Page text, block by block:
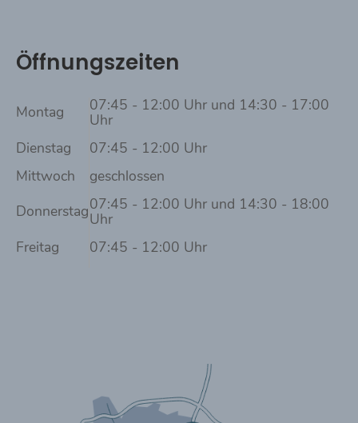
Öffnungszeiten
Montag 07:45 - 12:00 Uhr und 14:30 - 17:00
Uhr
Dienstag
07:45 - 12:00 Uhr
Mittwoch
geschlossen
Donnerstag07:45 - 12:00 Uhr und 14:30 - 18:00
Uhr
Freitag
07:45 - 12:00 Uhr